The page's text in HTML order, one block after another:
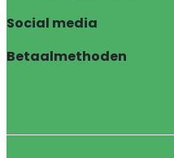
Social media
Betaalmethoden